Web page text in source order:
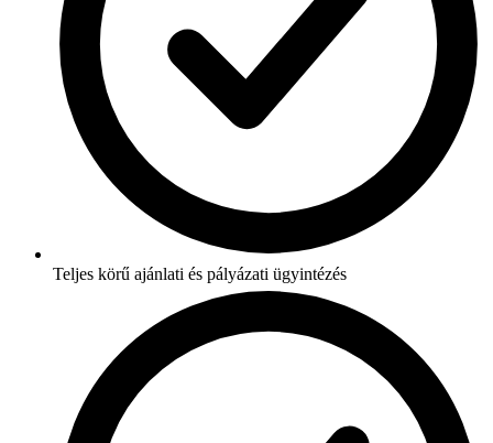
Teljes körű ajánlati és pályázati ügyintézés